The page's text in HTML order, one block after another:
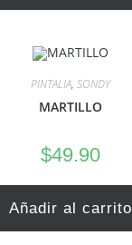
PINTALIA, SONDY
MARTILLO
$49.90
Añadir al carrito